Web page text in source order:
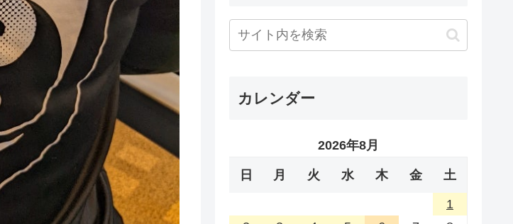
カレンダー
2026年8月
日 月 火 水 木 金 土
1